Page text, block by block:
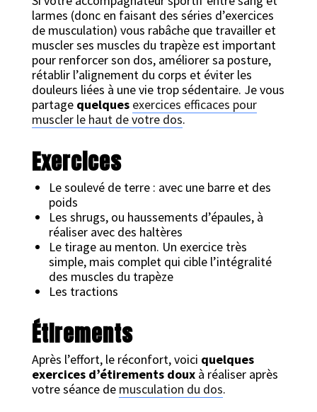
larmes (donc en faisant des séries d’exercices
de musculation) vous rabâche que travailler et
muscler ses muscles du trapèze est important
pour renforcer son dos, améliorer sa posture,
rétablir l’alignement du corps et éviter les
douleurs liées à une vie trop sédentaire. Je vous
partage quelques exercices efficaces pour
muscler le haut de votre dos.
Exercices
Le soulevé de terre : avec une barre et des
poids
Les shrugs, ou haussements d’épaules, à
réaliser avec des haltères
Le tirage au menton. Un exercice très
simple, mais complet qui cible l’intégralité
des muscles du trapèze
Les tractions
Étirements
Après l’effort, le réconfort, voici quelques
exercices d’étirements douxà réaliser après
votre séance de musculation du dos.